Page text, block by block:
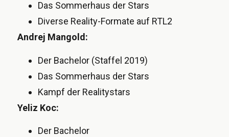
Das Sommerhaus der Stars
Diverse Reality-Formate auf RTL2
Andrej Mangold:
Der Bachelor (Staffel 2019)
Das Sommerhaus der Stars
Kampf der Realitystars
Yeliz Koc:
Der Bachelor